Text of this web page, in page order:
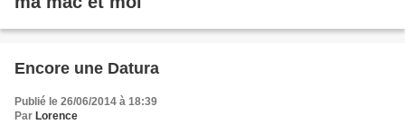
Encore une Datura
Publié le 26/06/2014 à 18:39
Par Lorence